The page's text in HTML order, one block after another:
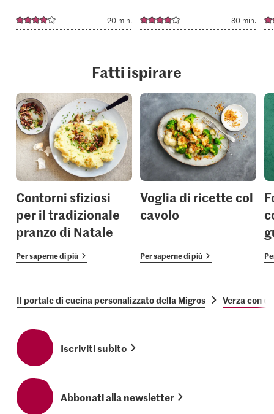
20 min. 30 min.
Fatti ispirare
Contorni sfiziosi
per il tradizionale
pranzo di Natale
Per saperne di più
Voglia di ricette col
cavolo
Per saperne di più
Il portale di cucina personalizzato della Migros Verza con
Iscriviti subito
Abbonati alla newsletter